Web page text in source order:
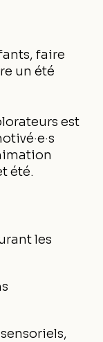
faire
un été
est
été.
les